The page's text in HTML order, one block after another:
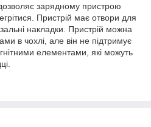
зарядному пристрою
Пристрій має отвори для
накладки. Пристрій можна
в чохлі, але він не підтримує
елементами, які можуть